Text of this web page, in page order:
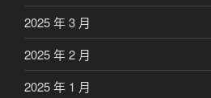
2025 年 3 月
2025 年 2 月
2025 年 1 月